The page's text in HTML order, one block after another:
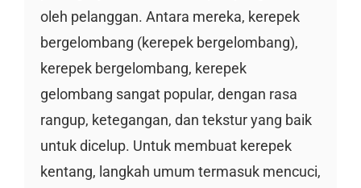
oleh pelanggan. Antara mereka, kerepek
bergelombang (kerepek bergelombang),
kerepek bergelombang, kerepek
gelombang sangat popular, dengan rasa
rangup, ketegangan, dan tekstur yang baik
untuk dicelup. Untuk membuat kerepek
kentang, langkah umum termasuk mencuci,